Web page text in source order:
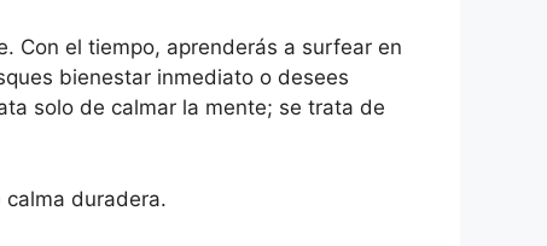
Con el tiempo, aprenderás a surfear en
bienestar inmediato o desees
solo de calmar la mente; se trata de
duradera.